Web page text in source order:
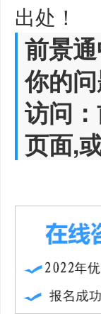
出处！
前景
你的
访问
页面,